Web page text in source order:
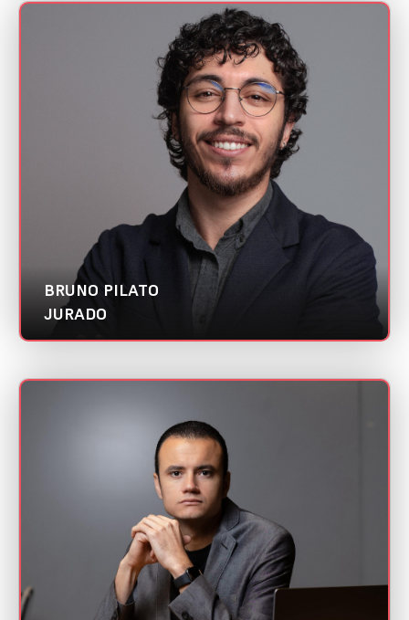
BRUNO PILATO
JURADO
BRUNO PILATO
Quaddri Marketing |
Abradi PR
Categoria:
Melhor case de digital branding
Cientista de dados
UM_Digital | Abradi Nacional
Programador